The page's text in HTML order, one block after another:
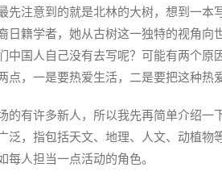
先注意到的就是北林的大树，想到一
日籍学者，她从古树这一独特的视角
中国人自己没有去写呢？可能有两个
点，一是要热爱生活，二是要把这种热
的有许多新人，所以我先再简单介绍
泛，指包括天文、地理、人文、动植物
每人担当一点活动的角色。